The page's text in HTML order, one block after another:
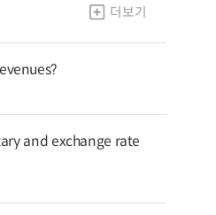
더보기
and exchange rate